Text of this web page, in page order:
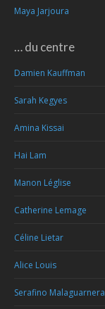
Maya Jarjoura
… du centre
Damien Kauffman
Sarah Kegyes
Amina Kissai
Hai Lam
Manon Léglise
Catherine Lemage
Céline Lietar
Alice Louis
Serafino Malaguarnera